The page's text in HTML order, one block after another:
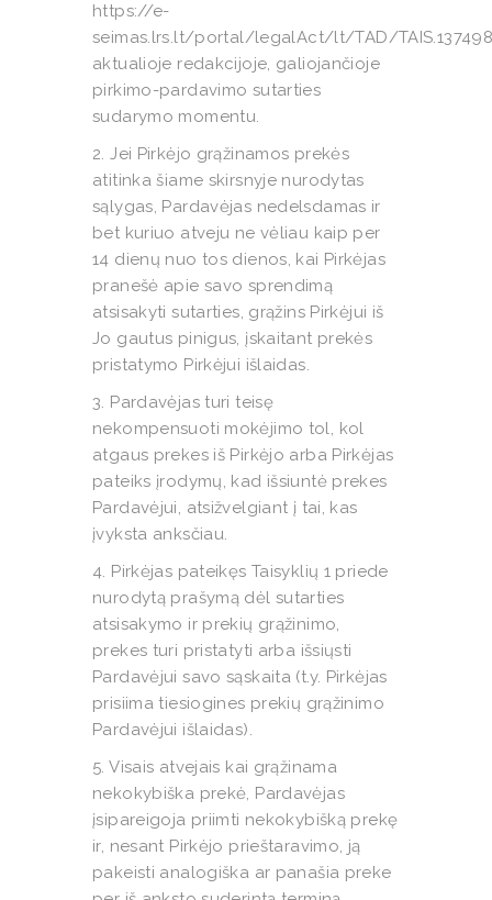
https://e-
seimas.lrs.lt/portal/legalAct/lt/TAD/
aktualioje redakcijoje, galiojančioje
pirkimo-pardavimo sutarties
sudarymo momentu.
2. Jei Pirkėjo grąžinamos prekės
atitinka šiame skirsnyje nurodytas
sąlygas, Pardavėjas nedelsdamas ir
bet kuriuo atveju ne vėliau kaip per
14 dienų nuo tos dienos, kai Pirkėjas
pranešė apie savo sprendimą
atsisakyti sutarties, grąžins Pirkėjui iš
Jo gautus pinigus, įskaitant prekės
pristatymo Pirkėjui išlaidas.
3. Pardavėjas turi teisę
nekompensuoti mokėjimo tol, kol
atgaus prekes iš Pirkėjo arba Pirkėjas
pateiks įrodymų, kad išsiuntė prekes
Pardavėjui, atsižvelgiant į tai, kas
įvyksta anksčiau.
4. Pirkėjas pateikęs Taisyklių 1 priede
nurodytą prašymą dėl sutarties
atsisakymo ir prekių grąžinimo,
prekes turi pristatyti arba išsiųsti
Pardavėjui savo sąskaita (t.y. Pirkėjas
prisiima tiesiogines prekių grąžinimo
Pardavėjui išlaidas).
5. Visais atvejais kai grąžinama
nekokybiška prekė, Pardavėjas
įsipareigoja priimti nekokybišką prekę
ir, nesant Pirkėjo prieštaravimo, ją
pakeisti analogiška ar panašia preke